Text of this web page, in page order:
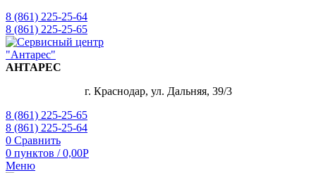
8 (861) 225-25-64
8 (861) 225-25-65
АНТАРЕС
г. Краснодар, ул. Дальняя, 39/3
8 (861) 225-25-65
8 (861) 225-25-64
0 Сравнить
0 пунктов / 0,00Р
Меню